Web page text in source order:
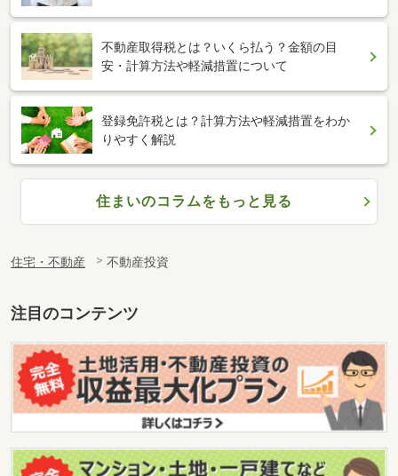
不動産取得税とは？いくら払う？金額の目
安・計算方法や軽減措置について
登録免許税とは？計算方法や軽減措置をわか
りやすく解説
住まいのコラムをもっと見る
住宅・不動産 不動産投資
注目のコンテンツ